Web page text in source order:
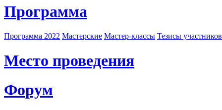
Программа
Программа 2022 Мастерские Мастер-классы Тезисы
Место проведения
Форум